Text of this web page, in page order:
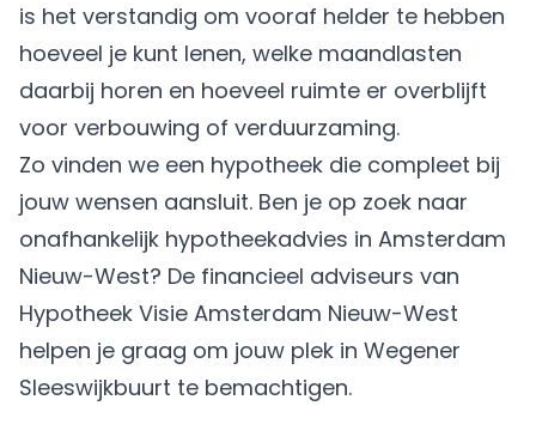
is het verstandig om vooraf helder te hebben
hoeveel je kunt lenen, welke maandlasten
daarbij horen en hoeveel ruimte er overblijft
voor verbouwing of verduurzaming.
Zo vinden we een hypotheek die compleet bij
jouw wensen aansluit. Ben je op zoek naar
onafhankelijk hypotheekadvies in Amsterdam
Nieuw-West? De financieel adviseurs van
Hypotheek Visie Amsterdam Nieuw-West
helpen je graag om jouw plek in Wegener
Sleeswijkbuurt te bemachtigen.